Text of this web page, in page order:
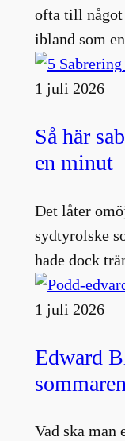
ofta till något
ibland som
1 juli 2026
Så här
en minut
Det låter
sydtyrolske
hade dock
1 juli 2026
Edward
Vad ska man